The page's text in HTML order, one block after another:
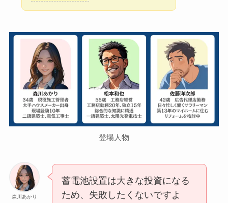
登場人物
森川あかり
蓄電池設置は大きな投資になる
ため、失敗したくないですよ